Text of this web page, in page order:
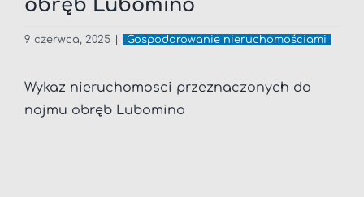
obręb Lubomino
9 czerwca, 2025 Gospodarowanie nieruchomościami
Wykaz nieruchomosci przeznaczonych do
najmu obręb Lubomino